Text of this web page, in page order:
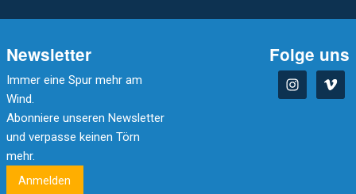
Newsletter
Immer eine Spur mehr am
Wind.
Abonniere unseren Newsletter
und verpasse keinen Törn
mehr.
Anmelden
Folge uns